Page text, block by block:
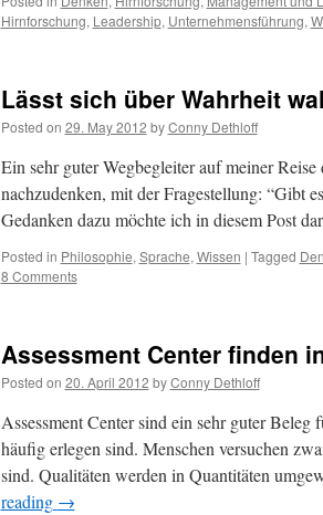
Hirnforschung, Leadership, Unternehmensführung,
Lässt sich über Wahrheit
Posted on 29. May 2012 by Conny Dethloff
Ein sehr guter Wegbegleiter auf meiner
nachzudenken, mit der Fragestellung: “Gibt
Gedanken dazu möchte ich in diesem Post
Posted in Philosophie, Sprache, Wissen | Tagged
8 Comments
Assessment Center finden
Posted on 20. April 2012 by Conny Dethloff
Assessment Center sind ein sehr guter
häufig erlegen sind. Menschen versuchen
sind. Qualitäten werden in Quantitäten
reading →